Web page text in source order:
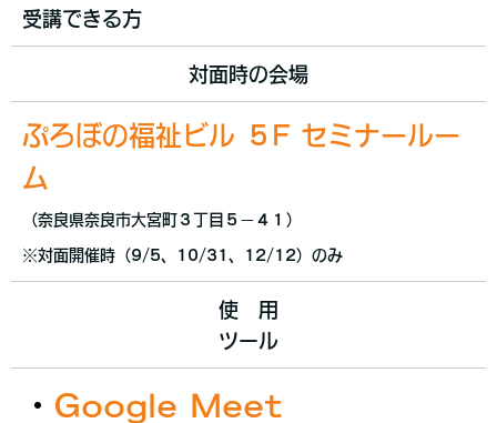
受講できる方
対面時の会場
ぷろぼの福祉ビル ５F セミナールー
ム
（奈良県奈良市大宮町３丁目５−４１）
※対面開催時（9/5、10/31、12/12）のみ
使 用
ツール
・ Google Meet